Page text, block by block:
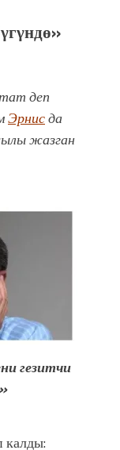
деп
Эрнисда
жазган
гезитчи